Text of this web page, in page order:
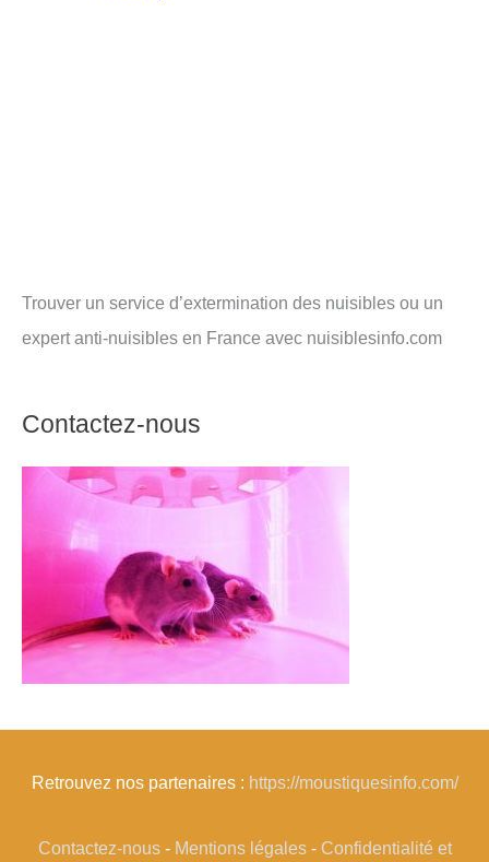
Trouver un service d’extermination des nuisibles ou un
expert anti-nuisibles en France avec nuisiblesinfo.com
Contactez-nous
Retrouvez nos partenaires : https://moustiquesinfo.com/
Contactez-nous- Mentions légales- Confidentialité et